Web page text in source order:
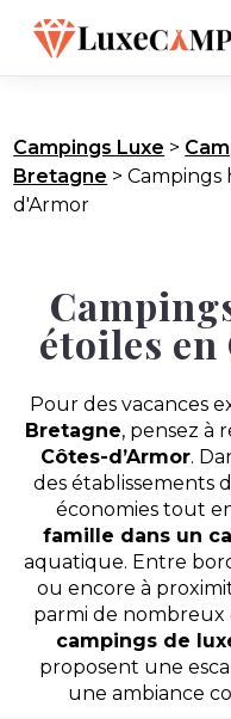
Campings Luxe >
Bretagne >Campings
d'Armor
étoiles
Pour des vacances
Bretagne, pensez à
Côtes-d’Armor.
des établissements
économies tout
famille dans un
aquatique. Entre
ou encore à
parmi de nombreux
campings de
proposent une
une ambiance